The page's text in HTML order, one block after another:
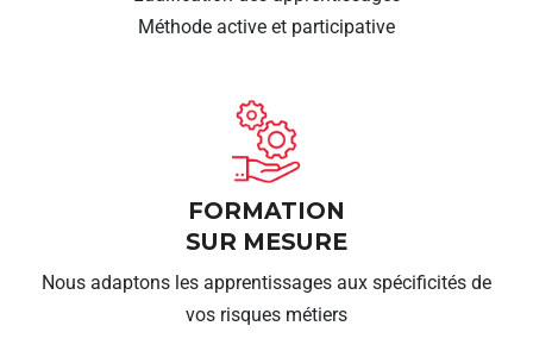
Méthode active et participative
FORMATION
SUR MESURE
Nous adaptons les apprentissages aux spécificités de
vos risques métiers